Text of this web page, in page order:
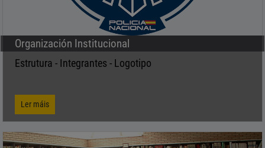
Organización Institucional
Estrutura - Integrantes - Logotipo
Ler máis